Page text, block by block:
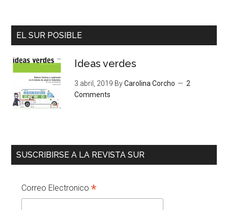
EL SUR POSIBLE
Ideas verdes
3 abril, 2019 ByCarolina Corcho
2
Comments
SUSCRIBIRSE A LA REVISTA SUR
Correo Electronico*